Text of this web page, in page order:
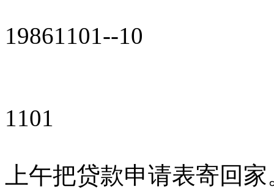
19861101--10
1101
上午把贷款申请表寄回